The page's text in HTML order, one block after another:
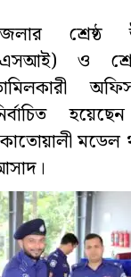
শ্রেষ্ঠ
ও
মডেল